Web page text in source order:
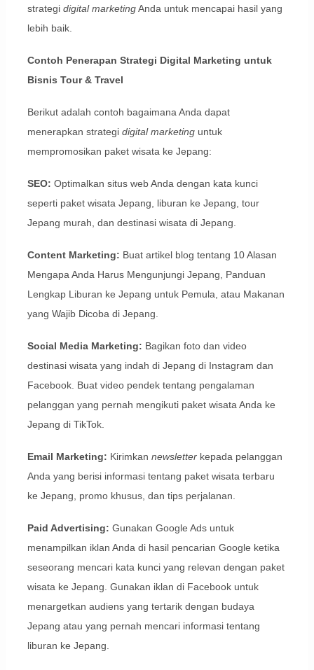
strategi digital marketingAnda untuk mencapai hasil yang
lebih baik.
Contoh Penerapan Strategi Digital Marketing untuk
Bisnis Tour & Travel
Berikut adalah contoh bagaimana Anda dapat
menerapkan strategi digital marketinguntuk
mempromosikan paket wisata ke Jepang:
SEO: Optimalkan situs web Anda dengan kata kunci
seperti paket wisata Jepang, liburan ke Jepang, tour
Jepang murah, dan destinasi wisata di Jepang.
Content Marketing: Buat artikel blog tentang 10 Alasan
Mengapa Anda Harus Mengunjungi Jepang, Panduan
Lengkap Liburan ke Jepang untuk Pemula, atau Makanan
yang Wajib Dicoba di Jepang.
Social Media Marketing: Bagikan foto dan video
destinasi wisata yang indah di Jepang di Instagram dan
Facebook. Buat video pendek tentang pengalaman
pelanggan yang pernah mengikuti paket wisata Anda ke
Jepang di TikTok.
Email Marketing: Kirimkan newsletterkepada pelanggan
Anda yang berisi informasi tentang paket wisata terbaru
ke Jepang, promo khusus, dan tips perjalanan.
Paid Advertising: Gunakan Google Ads untuk
menampilkan iklan Anda di hasil pencarian Google ketika
seseorang mencari kata kunci yang relevan dengan paket
wisata ke Jepang. Gunakan iklan di Facebook untuk
menargetkan audiens yang tertarik dengan budaya
Jepang atau yang pernah mencari informasi tentang
liburan ke Jepang.